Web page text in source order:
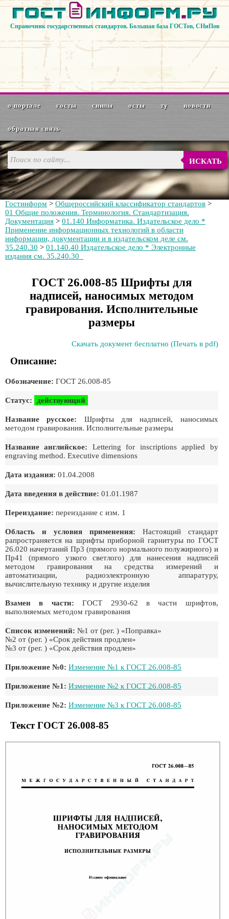
Справочник государственных стандартов. Большая база ГОСТов, СНиПов
о портале госты снипы осты ту новости
обратная связь
ИСКАТЬ
Гостинформ > Общероссийский классификатор стандартов >
01 Общие положения. Терминология. Стандартизация.
Документация > 01.140 Информатика. Издательское дело *
Применение информационных технологий в области
информации, документации и в издательском деле см.
35.240.30 > 01.140.40 Издательское дело * Электронные
издания см. 35.240.30
ГОСТ 26.008-85 Шрифты для
надписей, наносимых методом
гравирования. Исполнительные
размеры
Скачать документ бесплатно (Печать в pdf)
Описание:
Обозначение: ГОСТ 26.008-85
Статус: действующий
Название русское: Шрифты для надписей, наносимых
методом гравирования. Исполнительные размеры
Название английское: Lettering for inscriptions applied by
engraving method. Executive dimensions
Дата издания: 01.04.2008
Дата введения в действие: 01.01.1987
Переиздание: переиздание с изм. 1
Область и условия применения: Настоящий стандарт
рапространяется на шрифты приборной гарнитуры по ГОСТ
26.020 начертаний Пр3 (прямого нормального полужирного) и
Пр41 (прямого узкого светлого) для нанесения надписей
методом гравирования на средства измерений и
автоматизации, радиоэлектронную аппаратуру,
вычислительную технику и другие изделия
Взамен в части: ГОСТ 2930-62 в части шрифтов,
выполняемых методом гравирования
Список изменений: №1 от (рег. ) «Поправка»
№2 от (рег. ) «Срок действия продлен»
№3 от (рег. ) «Срок действия продлен»
Приложение №0: Изменение №1 к ГОСТ 26.008-85
Приложение №1: Изменение №2 к ГОСТ 26.008-85
Приложение №2: Изменение №3 к ГОСТ 26.008-85
Текст ГОСТ 26.008-85